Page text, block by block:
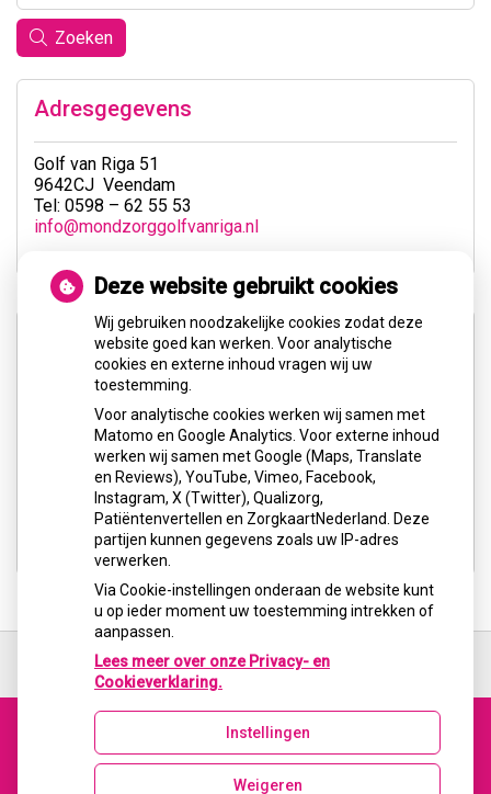
Zoeken
Adresgegevens
Golf van Riga 51
9642CJ Veendam
Tel: 0598 – 62 55 53
info@mondzorggolfvanriga.nl
U heeft geen toestemming gegeven voor
externe inhoud die nodig is om dit te
zien.
Cookie-instellingen wijzigen
de
Uw Zorg Online|Beheer
Bezoek
Deze website gebruikt cookies
Wij gebruiken noodzakelijke cookies zodat deze
website goed kan werken. Voor analytische
cookies en externe inhoud vragen wij uw
toestemming.
Voor analytische cookies werken wij samen met
Matomo en Google Analytics. Voor externe inhoud
werken wij samen met Google (Maps, Translate
en Reviews), YouTube, Vimeo, Facebook,
Instagram, X (Twitter), Qualizorg,
Patiëntenvertellen en ZorgkaartNederland. Deze
partijen kunnen gegevens zoals uw IP-adres
verwerken.
Via Cookie-instellingen onderaan de website kunt
u op ieder moment uw toestemming intrekken of
aanpassen.
Lees meer over onze Privacy- en
Cookieverklaring.
Instellingen
Weigeren